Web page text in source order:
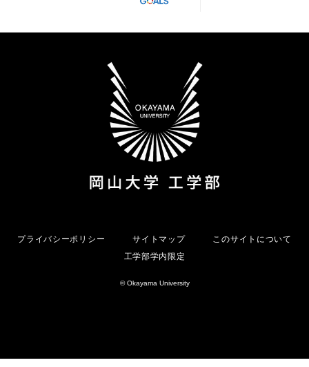
プライバシーポリシー サイトマップ
このサイトについて
工学部学内限定
© Okayama University